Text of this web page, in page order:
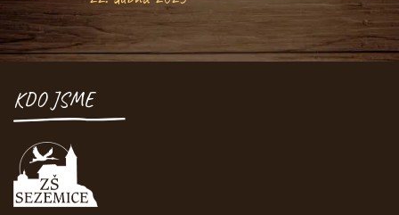
KDO JSME